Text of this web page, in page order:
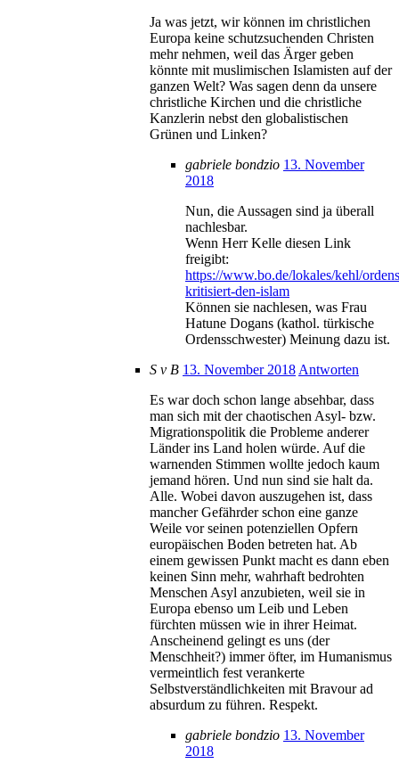
Ja was jetzt, wir können im christlichen
Europa keine schutzsuchenden Christen
mehr nehmen, weil das Ärger geben
könnte mit muslimischen Islamisten auf der
ganzen Welt? Was sagen denn da unsere
christliche Kirchen und die christliche
Kanzlerin nebst den globalistischen
Grünen und Linken?
gabriele bondzio 13. November
2018
Nun, die Aussagen sind ja überall
nachlesbar.
Wenn Herr Kelle diesen Link
freigibt:
https://www.bo.de/lokales/kehl/
kritisiert-den-islam
Können sie nachlesen, was Frau
Hatune Dogans (kathol. türkische
Ordensschwester) Meinung dazu ist.
S v B 13. November 2018 Antworten
Es war doch schon lange absehbar, dass
man sich mit der chaotischen Asyl- bzw.
Migrationspolitik die Probleme anderer
Länder ins Land holen würde. Auf die
warnenden Stimmen wollte jedoch kaum
jemand hören. Und nun sind sie halt da.
Alle. Wobei davon auszugehen ist, dass
mancher Gefährder schon eine ganze
Weile vor seinen potenziellen Opfern
europäischen Boden betreten hat. Ab
einem gewissen Punkt macht es dann eben
keinen Sinn mehr, wahrhaft bedrohten
Menschen Asyl anzubieten, weil sie in
Europa ebenso um Leib und Leben
fürchten müssen wie in ihrer Heimat.
Anscheinend gelingt es uns (der
Menschheit?) immer öfter, im Humanismus
vermeintlich fest verankerte
Selbstverständlichkeiten mit Bravour ad
absurdum zu führen. Respekt.
gabriele bondzio 13. November
2018